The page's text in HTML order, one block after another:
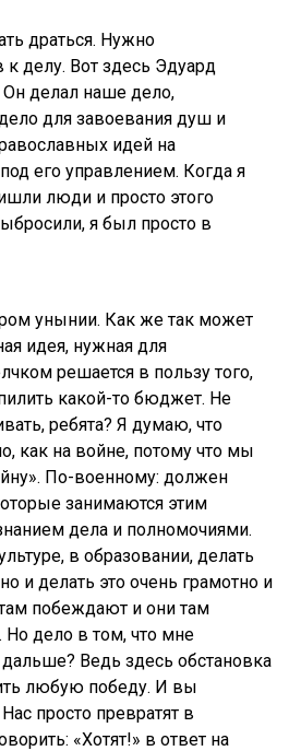
драться. Нужно
к делу. Вот здесь Эдуард
делал наше дело,
для завоевания душ и
идей на
его управлением. Когда я
люди и просто этого
я был просто в
унынии. Как же так может
идея, нужная для
решается в пользу того,
какой-то бюджет. Не
ребята? Я думаю, что
как на войне, потому что мы
По-военному: должен
занимаются этим
дела и полномочиями.
в образовании, делать
и делать это очень грамотно и
побеждают и они там
Но дело в том, что мне
дальше? Ведь здесь обстановка
любую победу. И вы
просто превратят в
«Хотят!» в ответ на